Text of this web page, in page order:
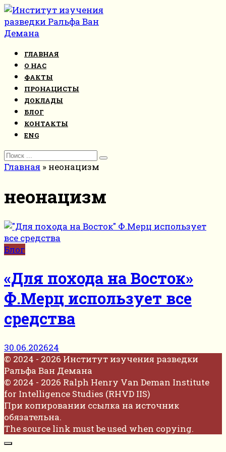
Перейти
к
контенту
ГЛАВНАЯ
О НАС
ФАКТЫ
ПРОНАЦИСТЫ
ДОКЛАДЫ
БЛОГ
КОНТАКТЫ
ENG
Search
for:
Главная » неонацизм
неонацизм
Блог
«Для похода на Восток»
Ф.Мерц использует все
средства
30.06.202624
© 2024 - 2026 Институт изучения разведки
Ральфа Ван Демана
© 2024 - 2026 Ralph Henry Van Deman Institute
for Intelligence Studies (RHVD IIS)
При копировании ссылка на источник
обязательна.
The source link must be used when copying.